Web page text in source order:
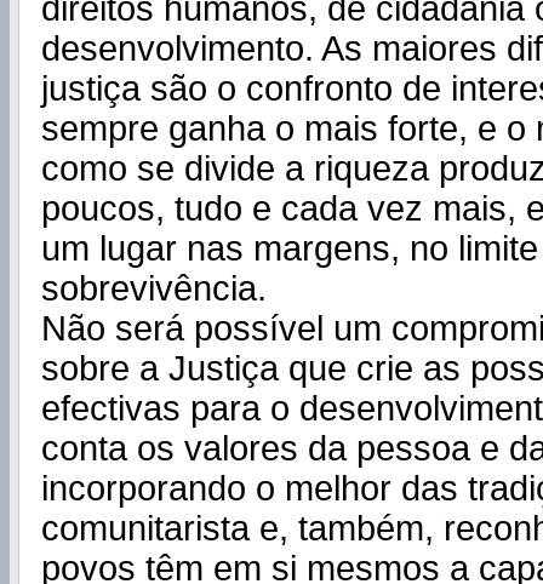
direitos humanos, de cidadania
desenvolvimento. As maiores
justiça são o confronto de
sempre ganha o mais forte, e o
como se divide a riqueza
poucos, tudo e cada vez mais,
um lugar nas margens, no
sobrevivência.
Não será possível um
sobre a Justiça que crie as
efectivas para o
conta os valores da pessoa e
incorporando o melhor das
comunitarista e, também,
povos têm em si mesmos a